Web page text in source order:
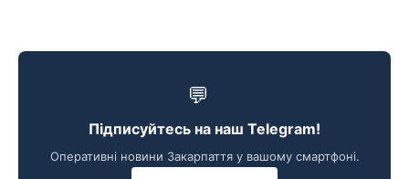
💬
Підписуйтесь на наш Telegram!
Оперативні новини Закарпаття у вашому смартфоні.